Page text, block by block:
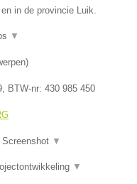
in de provincie Luik.
▼
)
, BTW-nr: 430 985 450
Screenshot ▼
▼